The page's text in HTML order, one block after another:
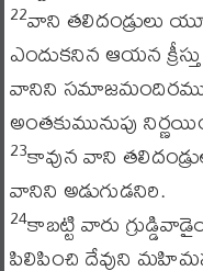
22వాని తలిదండ్రులు
ఎందుకనిన ఆయన
వానిని
అంతకుమునుపు
23కావున వాని
వానిని అడుగుడనిరి.
24కాబట్టి వారు
పిలిపించి దేవుని